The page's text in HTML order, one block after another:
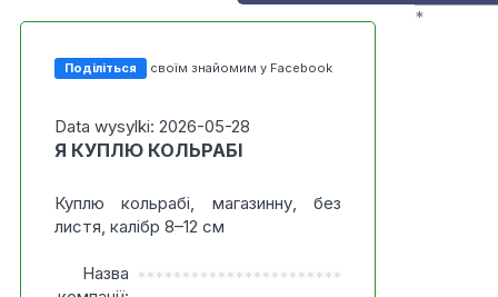
Поділіться своїм знайомим у Facebook
Data wysylki: 2026-05-28
Я КУПЛЮ КОЛЬРАБІ
Куплю кольрабі, магазинну, без
листя, калібр 8–12 см
Назва ***********************
*